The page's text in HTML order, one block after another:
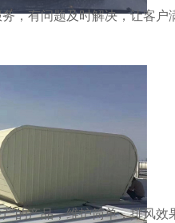
，有问题及时解决，让客户
的产品，维护简单，排风效